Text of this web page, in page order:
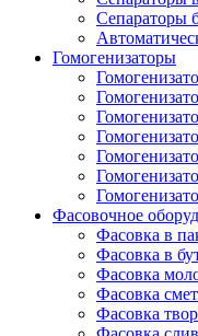
Сепараторы
Гомогенизаторы
Фасовочное
Фасовка в
Фасовка в
Фасовка
Фасовка
Фасовка